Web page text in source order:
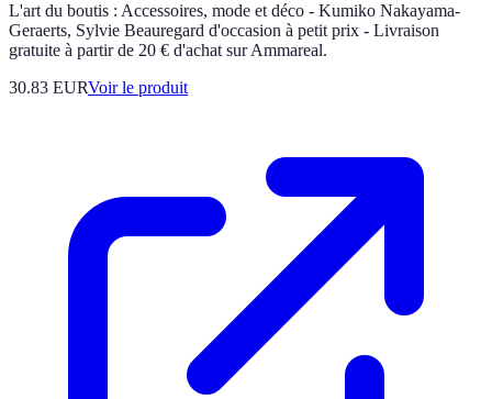
L'art du boutis : Accessoires, mode et déco - Kumiko Nakayama-
Geraerts, Sylvie Beauregard d'occasion à petit prix - Livraison
gratuite à partir de 20 € d'achat sur Ammareal.
30.83 EURVoir le produit